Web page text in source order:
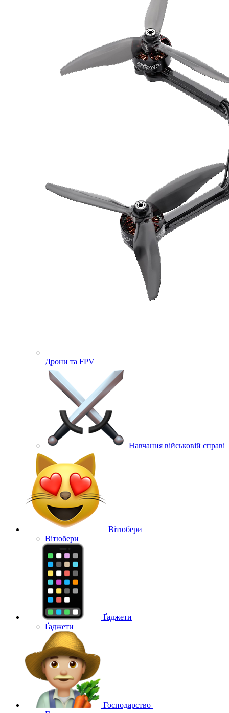
Дрони та FPV
Навчання військовій справі
Вітюбери
Вітюбери
Ґаджети
Ґаджети
Господарство